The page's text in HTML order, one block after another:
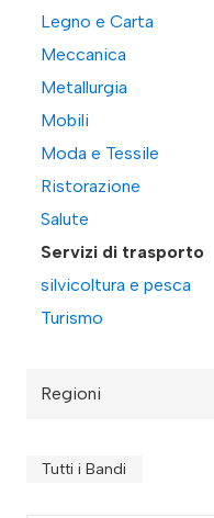
Legno e Carta
Meccanica
Metallurgia
Mobili
Moda e Tessile
Ristorazione
Salute
Servizi di trasporto
silvicoltura e pesca
Turismo
Regioni
Tutti i Bandi